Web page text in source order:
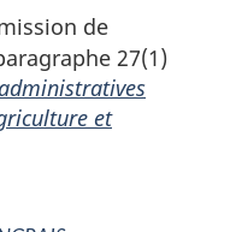
de
27(1)
et